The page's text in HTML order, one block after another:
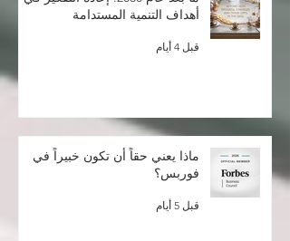
ماذا يعني حقاً أن تكون خبيراً في